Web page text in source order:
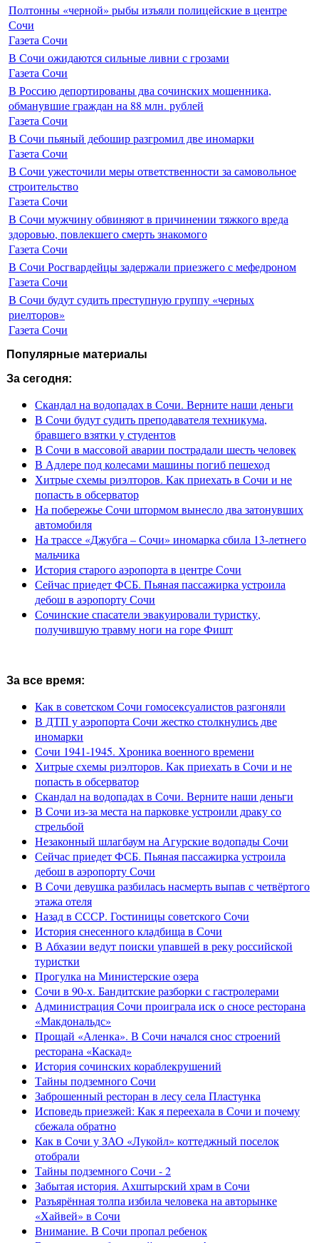
Полтонны «черной» рыбы изъяли полицейские в центре
Сочи
Газета Сочи
В Сочи ожидаются сильные ливни с грозами
Газета Сочи
В Россию депортированы два сочинских мошенника,
обманувшие граждан на 88 млн. рублей
Газета Сочи
В Сочи пьяный дебошир разгромил две иномарки
Газета Сочи
В Сочи ужесточили меры ответственности за самовольное
строительство
Газета Сочи
В Сочи мужчину обвиняют в причинении тяжкого вреда
здоровью, повлекшего смерть знакомого
Газета Сочи
В Сочи Росгвардейцы задержали приезжего с мефедроном
Газета Сочи
В Сочи будут судить преступную группу «черных
риелторов»
Газета Сочи
Популярные материалы
За сегодня:
Скандал на водопадах в Сочи. Верните наши деньги
В Сочи будут судить преподавателя техникума,
бравшего взятки у студентов
В Сочи в массовой аварии пострадали шесть человек
В Адлере под колесами машины погиб пешеход
Хитрые схемы риэлторов. Как приехать в Сочи и не
попасть в обсерватор
На побережье Сочи штормом вынесло два затонувших
автомобиля
На трассе «Джубга – Сочи» иномарка сбила 13-летнего
мальчика
История старого аэропорта в центре Сочи
Сейчас приедет ФСБ. Пьяная пассажирка устроила
дебош в аэропорту Сочи
Сочинские спасатели эвакуировали туристку,
получившую травму ноги на горе Фишт
За все время:
Как в советском Сочи гомосексуалистов разгоняли
В ДТП у аэропорта Сочи жестко столкнулись две
иномарки
Сочи 1941-1945. Хроника военного времени
Хитрые схемы риэлторов. Как приехать в Сочи и не
попасть в обсерватор
Скандал на водопадах в Сочи. Верните наши деньги
В Сочи из-за места на парковке устроили драку со
стрельбой
Незаконный шлагбаум на Агурские водопады Сочи
Сейчас приедет ФСБ. Пьяная пассажирка устроила
дебош в аэропорту Сочи
В Сочи девушка разбилась насмерть выпав с четвёртого
этажа отеля
Назад в СССР. Гостиницы советского Сочи
История снесенного кладбища в Сочи
В Абхазии ведут поиски упавшей в реку российской
туристки
Прогулка на Министерские озера
Сочи в 90-х. Бандитские разборки с гастролерами
Администрация Сочи проиграла иск о сносе ресторана
«Макдональдс»
Прощай «Аленка». В Сочи начался снос строений
ресторана «Каскад»
История сочинских кораблекрушений
Тайны подземного Сочи
Заброшенный ресторан в лесу села Пластунка
Исповедь приезжей: Как я переехала в Сочи и почему
сбежала обратно
Как в Сочи у ЗАО «Лукойл» коттеджный поселок
отобрали
Тайны подземного Сочи - 2
Забытая история. Ахштырский храм в Сочи
Разъярённая толпа избила человека на авторынке
«Хайвей» в Сочи
Внимание. В Сочи пропал ребенок